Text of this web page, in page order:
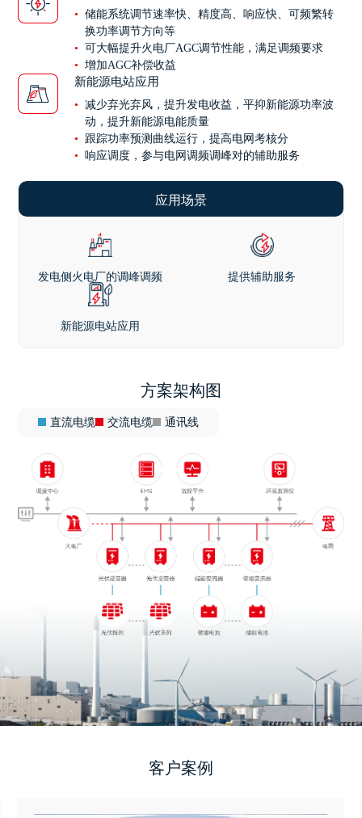
储能系统调节速率快、精度高、响应快、可频繁转
换功率调节方向等
可大幅提升火电厂AGC调节性能，满足调频要求
增加AGC补偿收益
新能源电站应用
减少弃光弃风，提升发电收益，平抑新能源功率波
动，提升新能源电能质量
跟踪功率预测曲线运行，提高电网考核分
响应调度，参与电网调频调峰对的辅助服务
应用场景
发电侧火电厂的调峰调频 提供辅助服务
新能源电站应用
方案架构图
直流电缆 交流电缆 通讯线
客户案例